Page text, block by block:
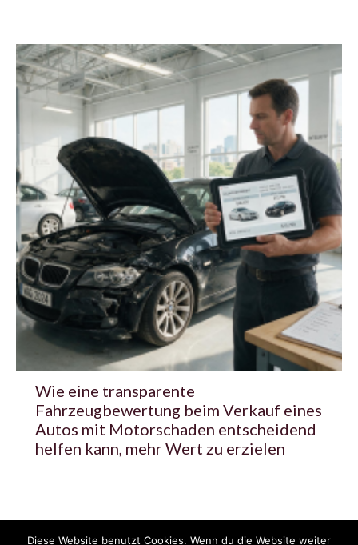
Wie eine transparente
Fahrzeugbewertung beim Verkauf eines
Autos mit Motorschaden entscheidend
helfen kann, mehr Wert zu erzielen
Diese Website benutzt Cookies. Wenn du die Website weiter